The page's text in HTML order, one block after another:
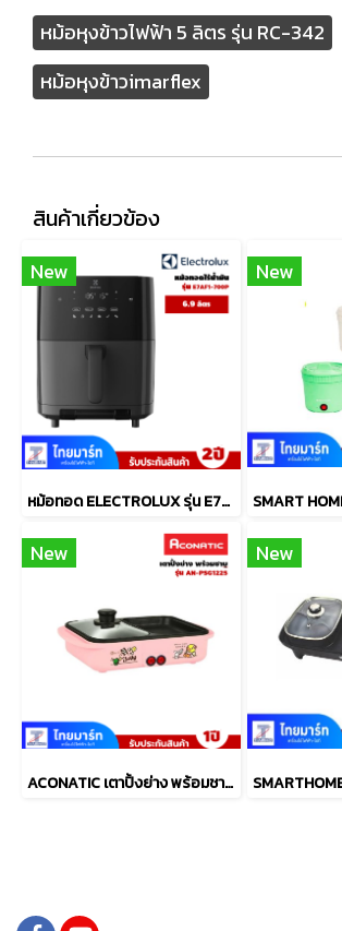
หม้อหุงข้าวไฟฟ้า 5 ลิตร รุ่น RC-342
หม้อหุงข้าวimarflex
สินค้าเกี่ยวข้อง
New
หม้อทอด ELECTROLUX รุ่น E7AF1-700P ขนาด6.9 ลิตร
New
New
ACONATIC เตาปิ้งย่าง พร้อมชาบู รุ่น AN-PSG1225
New